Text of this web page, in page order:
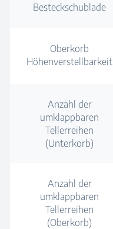
Besteckschublade
Oberkorb
Höhenverstellbarkeit
Anzahl der
umklappbaren
Tellerreihen
(Unterkorb)
Anzahl der
umklappbaren
Tellerreihen
(Oberkorb)